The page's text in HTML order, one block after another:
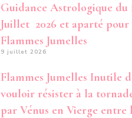
Guidance Astrologique du
Juillet 2026 et aparté pour
Flammes Jumelles
9 juillet 2026
Flammes Jumelles Inutile
vouloir résister à la
par Vénus en Vierge entre